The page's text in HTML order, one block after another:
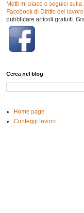
Metti mi piace o seguici sulla
Facebook di Diritto del lavoro
pubblicare articoli gratuiti.
Cerca nel blog
Home page
Conteggi lavoro